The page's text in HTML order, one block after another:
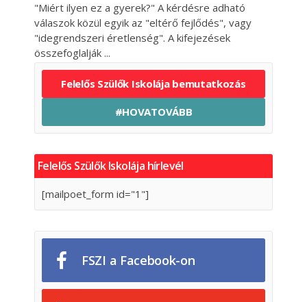
"Miért ilyen ez a gyerek?" A kérdésre adható
válaszok közül egyik az "eltérő fejlődés", vagy
"idegrendszeri éretlenség". A kifejezések
összefoglalják
Felelős Szülők Iskolája bemutatkozás
#HOVATOVÁBB
Felelős Szülők Iskolája hírlevél
[mailpoet_form id="1"]
FSZI a Facebook-on